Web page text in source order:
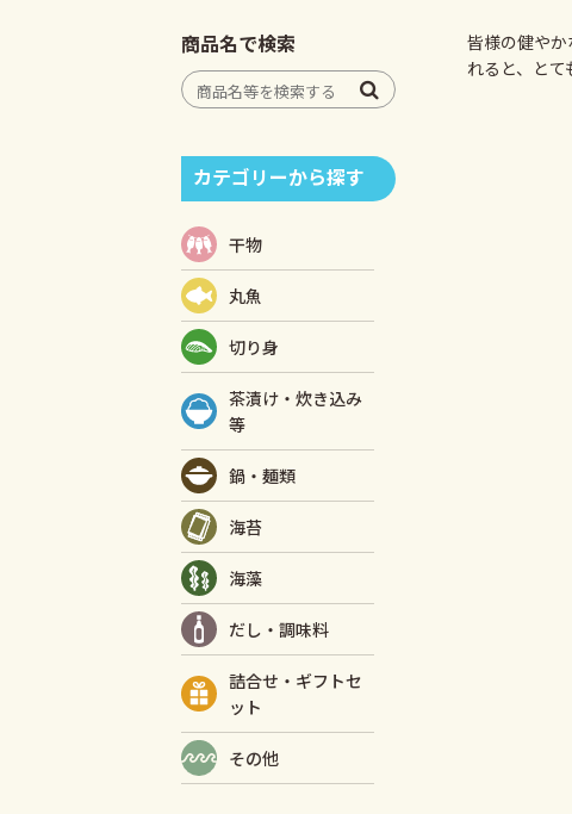
皆様の健や
れると、と
商品名で検索
カテゴリーから探す
干物
丸魚
切り身
茶漬け・炊き込み
等
鍋・麺類
海苔
海藻
だし・調味料
詰合せ・ギフトセ
ット
その他